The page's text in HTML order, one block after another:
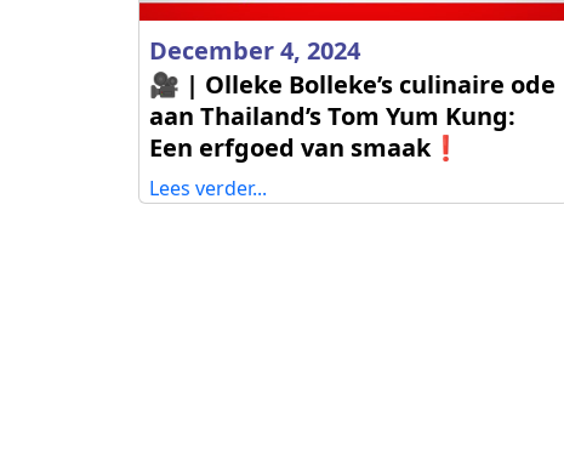
December 4, 2024
🎥 | Olleke Bolleke’s culinaire ode
aan Thailand’s Tom Yum Kung:
Een erfgoed van smaak❗️
Lees verder...